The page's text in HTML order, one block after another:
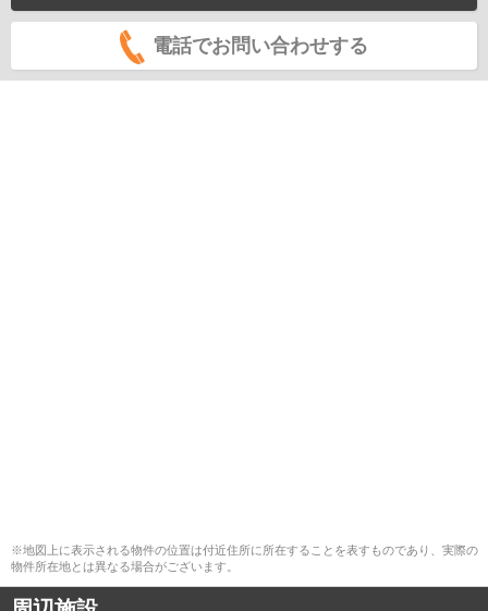
電話でお問い合わせする
※地図上に表示される物件の位置は付近住所に所在することを表すものであり、実際の
物件所在地とは異なる場合がございます。